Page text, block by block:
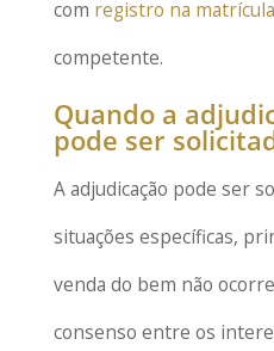
com registro na matrícula
competente.
Quando a
pode ser
A adjudicação pode ser
situações específicas,
venda do bem não
consenso entre os